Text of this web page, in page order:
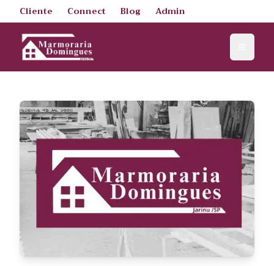
Cliente Connect Blog Admin